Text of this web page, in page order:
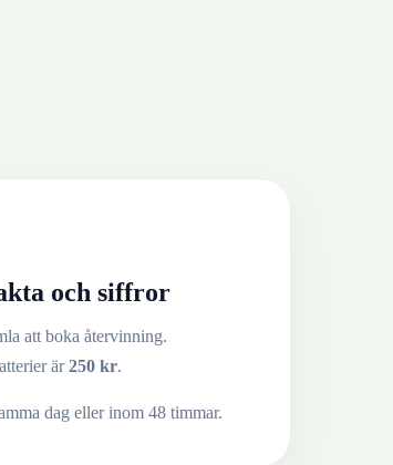
och siffror
att boka återvinning.
är250 kr.
dag eller inom 48 timmar.